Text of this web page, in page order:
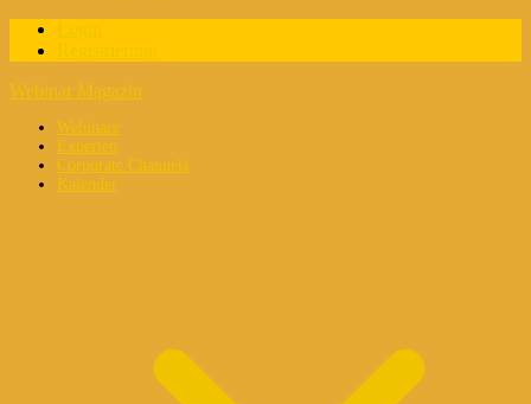
Webinar Magazin
Webinare
Experten
Corporate Channels
Kalender